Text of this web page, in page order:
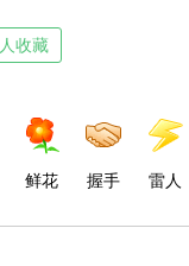
收藏
鲜花 握手 雷人